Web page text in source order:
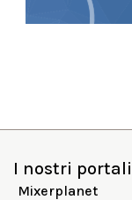
I nostri portali
Mixerplanet